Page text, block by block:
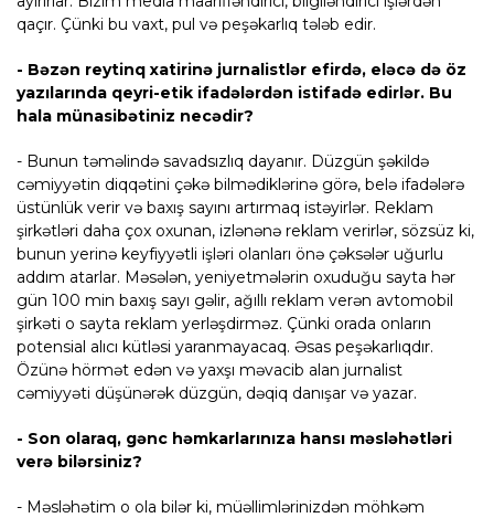
qaçır. Çünki bu vaxt, pul və peşəkarlıq tələb edir.
- Bəzən reytinq xatirinə jurnalistlər efirdə, eləcə də öz
yazılarında qeyri-etik ifadələrdən istifadə edirlər. Bu
hala münasibətiniz necədir?
- Bunun təməlində savadsızlıq dayanır. Düzgün şəkildə
cəmiyyətin diqqətini çəkə bilmədiklərinə görə, belə ifadələrə
üstünlük verir və baxış sayını artırmaq istəyirlər. Reklam
şirkətləri daha çox oxunan, izlənənə reklam verirlər, sözsüz ki,
bunun yerinə keyfiyyətli işləri olanları önə çəksələr uğurlu
addım atarlar. Məsələn, yeniyetmələrin oxuduğu sayta hər
gün 100 min baxış sayı gəlir, ağıllı reklam verən avtomobil
şirkəti o sayta reklam yerləşdirməz. Çünki orada onların
potensial alıcı kütləsi yaranmayacaq. Əsas peşəkarlıqdır.
Özünə hörmət edən və yaxşı məvacib alan jurnalist
cəmiyyəti düşünərək düzgün, dəqiq danışar və yazar.
- Son olaraq, gənc həmkarlarınıza hansı məsləhətləri
verə bilərsiniz?
- Məsləhətim o ola bilər ki, müəllimlərinizdən möhkəm